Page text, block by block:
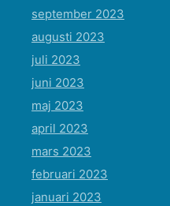
september 2023
augusti 2023
juli 2023
juni 2023
maj 2023
april 2023
mars 2023
februari 2023
januari 2023